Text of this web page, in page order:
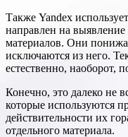
Также Yandex использует
направлен на
материалов. Они
исключаются из него.
естественно, наоборот,
Конечно, это далеко не
которые используются
действительности их
отдельного материала.